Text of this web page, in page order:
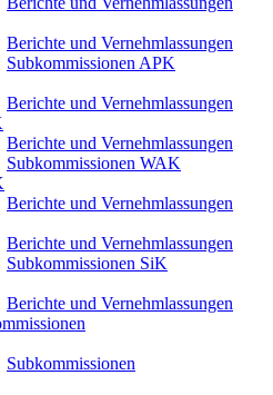
Berichte und Vernehmlassungen
Subkommissionen APK
Berichte und Vernehmlassungen
Berichte und Vernehmlassungen
Subkommissionen WAK
Berichte und Vernehmlassungen
Berichte und Vernehmlassungen
Subkommissionen SiK
Berichte und Vernehmlassungen
Subkommissionen